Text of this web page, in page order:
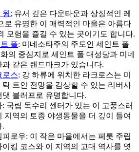
윙: 유서 깊은 다운타운과 상징적인 레
로 유명한 이 매력적인 마을은 아름다
모험을 즐길 수 있는 곳이기도 합니다.
폴: 미네소타주의 주도인 세인트 폴
의 중심지로 세인트 폴 대성당과 미네
같은 랜드마크가 있습니다.
로스: 강 하류에 위치한 라크로스는 미
트인 전망을 감상할 수 있는 리버사
블러프로 유명합니다.
국립 독수리 센터가 있는 이 고풍스러
지역의 토종 야생동물을 더 깊이 들여
.
로우: 이 작은 마을에서는 페롯 주립
킹 코스와 이 지역의 고대 역사를 엿